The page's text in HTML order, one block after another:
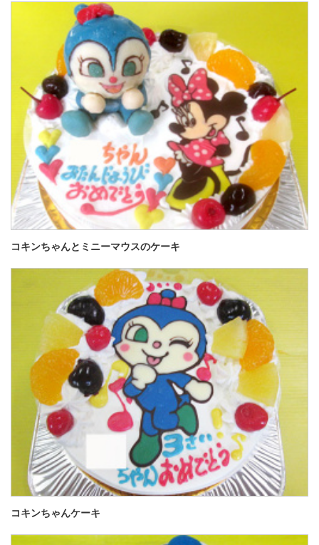
コキンちゃんとミニーマウスのケーキ
コキンちゃんケーキ